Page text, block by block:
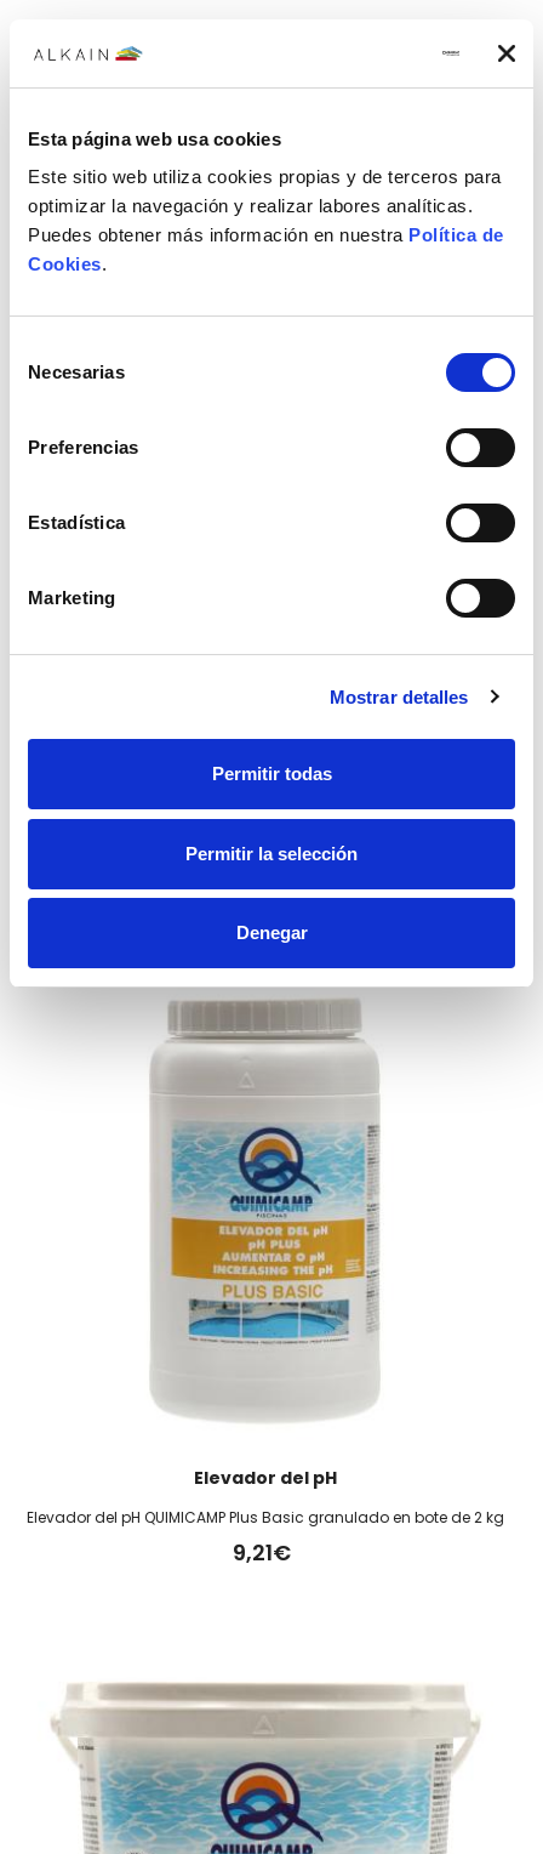
Esta página web usa cookies
Este sitio web utiliza cookies propias y de terceros para
optimizar la navegación y realizar labores analíticas.
Puedes obtener más información en nuestra Política de
Cookies.
Necesarias
Preferencias
Estadística
Marketing
Mostrar detalles
Permitir todas
Permitir la selección
Denegar
Súper algicida para piscinas QUIMICAMP Quatex PS en bidón de 5 L
Tratamiento para piscinas
floculante en tabletas solubles en bote de 500 g
11,20€
Accesorios recomendados
Elevador del pH
Elevador del pH QUIMICAMP Plus Basic granulado en bote de 2 kg
9,21€